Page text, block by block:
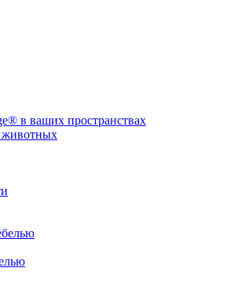
в ваших пространствах
животных